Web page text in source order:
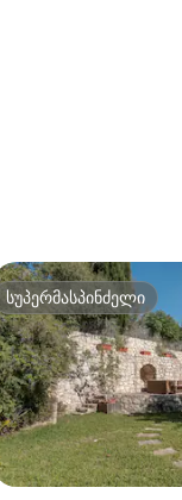
სუპერმასპინძელი
სუპერმასპინძელი